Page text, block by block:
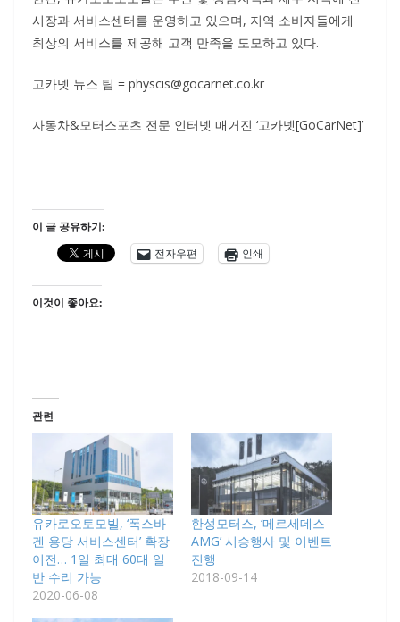
시장과 서비스센터를 운영하고 있으며, 지역 소비자들에게
최상의 서비스를 제공해 고객 만족을 도모하고 있다.
고카넷 뉴스 팀 = physcis@gocarnet.co.kr
자동차&모터스포츠 전문 인터넷 매거진 ‘고카넷[GoCarNet]’
이 글 공유하기:
전자우편
인쇄
이것이 좋아요:
관련
유카로오토모빌, ‘폭스바
겐 용당 서비스센터’ 확장
이전… 1일 최대 60대 일
반 수리 가능
2020-06-08
한성모터스, ‘메르세데스-
AMG’ 시승행사 및 이벤트
진행
2018-09-14